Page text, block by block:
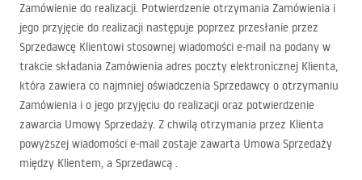
Zamówienie do realizacji. Potwierdzenie otrzymania Zamówienia i
jego przyjęcie do realizacji następuje poprzez przesłanie przez
Sprzedawcę Klientowi stosownej wiadomości e-mail na podany w
trakcie składania Zamówienia adres poczty elektronicznej Klienta,
która zawiera co najmniej oświadczenia Sprzedawcy o otrzymaniu
Zamówienia i o jego przyjęciu do realizacji oraz potwierdzenie
zawarcia Umowy Sprzedaży. Z chwilą otrzymania przez Klienta
powyższej wiadomości e-mail zostaje zawarta Umowa Sprzedaży
między Klientem, a Sprzedawcą .